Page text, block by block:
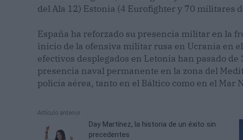
del Ala 12) Estonia (4 Eurofighter y 70 militares
España ha reforzado su presencia militar en la
inicio de la ofensiva militar rusa en Ucrania en
efectivos desplegados en Letonia han pasado
presencia naval permanente en la zona del
policía aérea, tanto en el Báltico como en el Mar
Artículo anterior
Day Martínez, la historia de un éxito sin
precedentes